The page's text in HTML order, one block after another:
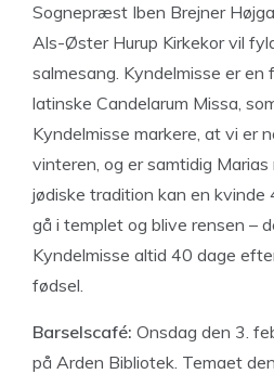
Sognepræst Iben Brejner
Als-Øster Hurup Kirkekor vil
salmesang. Kyndelmisse er
latinske Candelarum Missa,
Kyndelmisse markere, at vi er
vinteren, og er samtidig Marias
jødiske tradition kan en
gå i templet og blive rensen –
Kyndelmisse altid 40 dage
fødsel.
Barselscafé: Onsdag den 3.
på Arden Bibliotek. Temaet